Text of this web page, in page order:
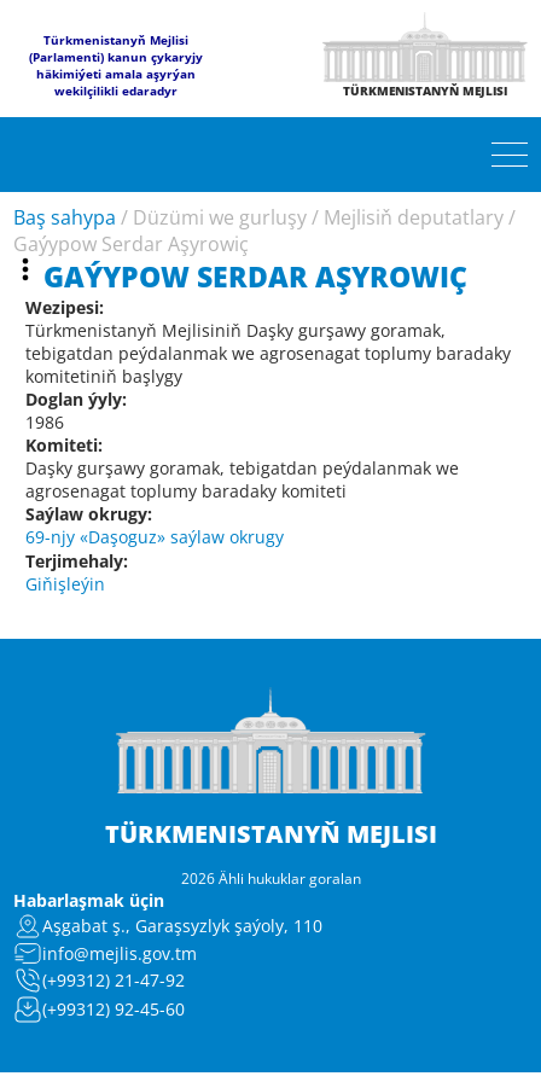
Türkmenistanyň Mejlisi
(Parlamenti) kanun çykaryjy
häkimiýeti amala aşyrýan
wekilçilikli edaradyr
TÜRKMENISTANYŇ MEJLISI
Baş sahypa / Düzümi we gurluşy/ Mejlisiň deputatlary/
Gaýypow Serdar Aşyrowiç
GAÝYPOW SERDAR AŞYROWIÇ
Wezipesi:
Türkmenistanyň Mejlisiniň Daşky gurşawy goramak,
tebigatdan peýdalanmak we agrosenagat toplumy baradaky
komitetiniň başlygy
Doglan ýyly:
1986
Komiteti:
Daşky gurşawy goramak, tebigatdan peýdalanmak we
agrosenagat toplumy baradaky komiteti
Saýlaw okrugy:
69-njy «Daşoguz» saýlaw okrugy
Terjimehaly:
Giňişleýin
TÜRKMENISTANYŇ MEJLISI
2026 Ähli hukuklar goralan
Habarlaşmak üçin
Aşgabat ş., Garaşsyzlyk şaýoly, 110
info@mejlis.gov.tm
(+99312) 21-47-92
(+99312) 92-45-60